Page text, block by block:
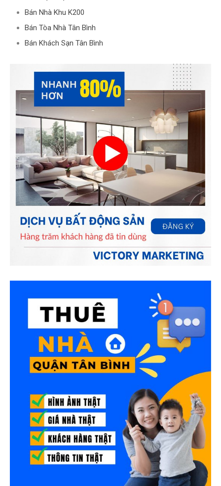
Bán Nhà Khu K200
Bán Tòa Nhà Tân Bình
Bán Khách Sạn Tân Bình